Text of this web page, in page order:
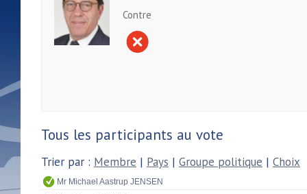
Contre
Tous les participants au vote
Trier par : Membre | Pays | Groupe politique | Choix
Mr Michael Aastrup JENSEN